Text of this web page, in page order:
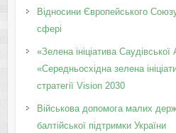
Відносини Європейського
сфері
«Зелена ініціатива Саудівської
«Середньосхідна зелена
стратегії Vision 2030
Військова допомога малих
балтійської підтримки України